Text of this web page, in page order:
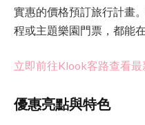
實惠的價格預訂旅行計畫
程或主題樂園門票，都能
立即前往Klook客路查看最
優惠亮點與特色